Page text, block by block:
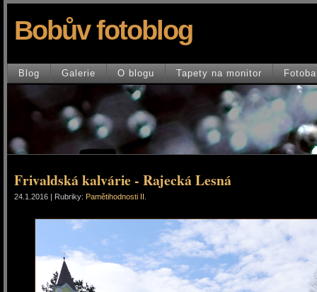
Bobův fotoblog
Blog Galerie O blogu Tapety na monitor
Frivaldská kalvárie - Rajecká Lesná
24.1.2016 | Rubriky: Pamětihodnosti II.